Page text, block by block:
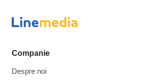
Companie
Despre noi